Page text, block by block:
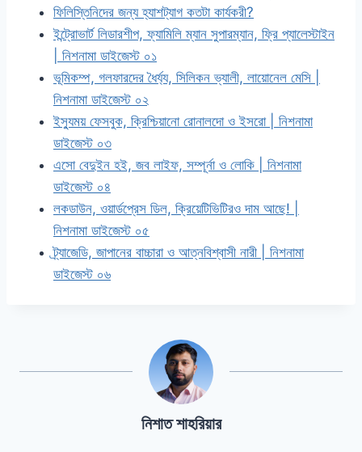
ফিলিস্তিনিদের জন্য হ্যাশট্যাগ কতটা কার্যকরী?
ইন্ট্রোভার্ট লিডারশীপ, ফ্যামিলি ম্যান সুপারম্যান, ফ্রি প্যালেস্টাইন
| নিশনামা ডাইজেস্ট ০১
ভূমিকম্প, গলফারদের ধৈর্য্য, সিলিকন ভ্যালী, লায়োনেল মেসি |
নিশনামা ডাইজেস্ট ০২
ইস্যুময় ফেসবুক, ক্রিশ্চিয়ানো রোনালদো ও ইসরো | নিশনামা
ডাইজেস্ট ০৩
এসো বেদুইন হই, জব লাইফ, সম্পূর্না ও লোকি | নিশনামা
ডাইজেস্ট ০৪
লকডাউন, ওয়ার্ডপ্রেস ডিল, ক্রিয়েটিভিটিরও দাম আছে! |
নিশনামা ডাইজেস্ট ০৫
ট্র্যাজেডি, জাপানের বাচ্চারা ও আত্নবিশ্বাসী নারী | নিশনামা
ডাইজেস্ট ০৬
নিশাত শাহরিয়ার